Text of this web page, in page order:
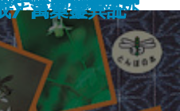
》浄瑠璃集
ち
バム 1 森鴎外
》日本霊異記
》萬葉集 五